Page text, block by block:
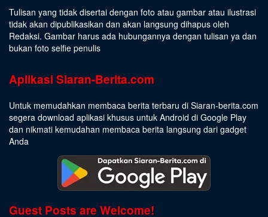
Tulisan yang tidak disertai dengan foto atau gambar atau ilustrasi
tidak akan dipublikasikan dan akan langsung dihapus oleh
Redaksi. Gambar harus ada hubungannya dengan tulisan ya dan
bukan foto selfie penulis
Aplikasi Siaran-Berita.com
Untuk memudahkan membaca berita terbaru di Siaran-berita.com
segera download aplikasi khusus untuk Android di Google Play
dan nikmati kemudahan membaca berita langsung dari gadget
Anda
Guest Posts are Welcome!